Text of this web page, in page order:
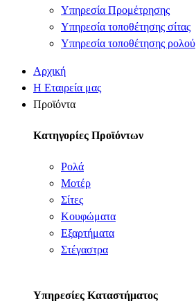
Υπηρεσία Προμέτρησης
Υπηρεσία τοποθέτησης σίτας
Υπηρεσία τοποθέτησης ρολού
Αρχική
Η Εταιρεία μας
Προϊόντα
Κατηγορίες Προϊόντων
Ρολά
Μοτέρ
Σίτες
Κουφώματα
Εξαρτήματα
Στέγαστρα
Υπηρεσίες Καταστήματος